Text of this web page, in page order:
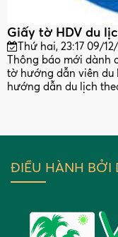
Giấy tờ HDV du
Thứ hai, 23:17 09/
Thông báo mới dành
tờ hướng dẫn viên du
hướng dẫn du lịch
ĐIỀU HÀNH BỞI